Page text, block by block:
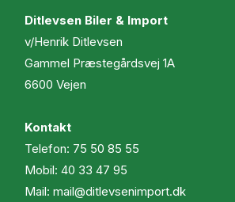
Ditlevsen Biler & Import
v/Henrik Ditlevsen
Gammel Præstegårdsvej 1A
6600 Vejen
Kontakt
Telefon: 75 50 85 55
Mobil: 40 33 47 95
Mail: mail@ditlevsenimport.dk